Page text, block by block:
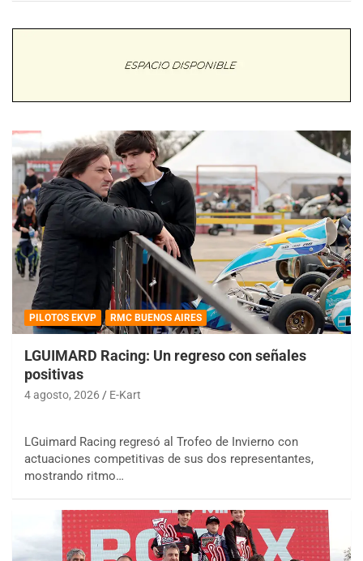
PILOTOS EKVP RMC BUENOS AIRES
LGUIMARD Racing: Un regreso con señales
positivas
4 agosto, 2026 E-Kart
LGuimard Racing regresó al Trofeo de Invierno con
actuaciones competitivas de sus dos representantes,
mostrando ritmo…